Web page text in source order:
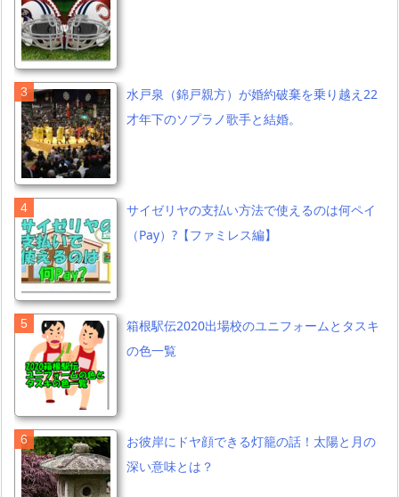
水戸泉（錦戸親方）が婚約破棄を乗り越え22
才年下のソプラノ歌手と結婚。
サイゼリヤの支払い方法で使えるのは何ペイ
（Pay）?【ファミレス編】
箱根駅伝2020出場校のユニフォームとタスキ
の色一覧
お彼岸にドヤ顔できる灯籠の話！太陽と月の
深い意味とは？